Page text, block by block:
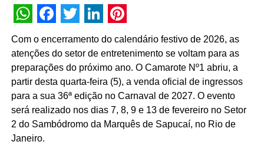
A SEGUIR
Colgate-Palmolive investe na instalação de
displays sustentáveis pelo Brasil
NÃO PERCA
Bauducco realiza ativação na Times Square
WhatsApp
Facebook
Twitter
LinkedIn
Pinterest
Com o encerramento do calendário festivo de 2026, as
atenções do setor de entretenimento se voltam para as
preparações do próximo ano. O Camarote Nº1 abriu, a
partir desta quarta-feira (5), a venda oficial de ingressos
para a sua 36ª edição no Carnaval de 2027. O evento
será realizado nos dias 7, 8, 9 e 13 de fevereiro no Setor
2 do Sambódromo da Marquês de Sapucaí, no Rio de
Janeiro.